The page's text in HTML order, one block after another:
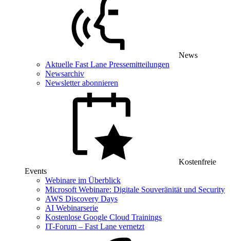
News
Aktuelle Fast Lane Pressemitteilungen
Newsarchiv
Newsletter abonnieren
Kostenfreie
Events
Webinare im Überblick
Microsoft Webinare: Digitale Souveränität und Security
AWS Discovery Days
AI Webinarserie
Kostenlose Google Cloud Trainings
IT-Forum – Fast Lane vernetzt